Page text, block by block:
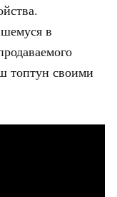
в
топтун своими